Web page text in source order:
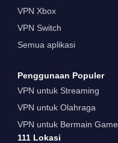
VPN Xbox
VPN Switch
Semua aplikasi
Penggunaan Populer
VPN untuk Streaming
VPN untuk Olahraga
VPN untuk Bermain Game
111 Lokasi